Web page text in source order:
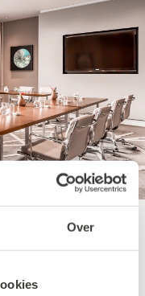
Over
Hybrid